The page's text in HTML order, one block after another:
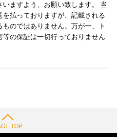
ますよう、お願い致します。 当
払っておりますが、記載される
のではありません。万が一、ト
の保証は一切行っておりません
TOP